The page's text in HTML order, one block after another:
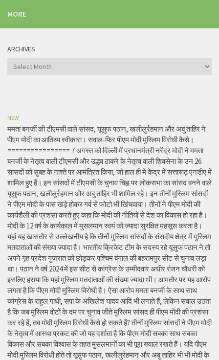
MORE
ARCHIVES
Archives
NEW
ममता बनर्जी की टीएमसी वाले सांसद, यूसुफ पठान, खलीलुर्रहमान और अबु ताहिर ने
पीएम मोदी का आतिथ्य स्वीकारा। सवाल-फिर पीएम मोदी मुस्लिम विरोधी कैसे।
================ 7 अगस्त को दिल्ली में प्रधानमंत्री नरेंद्र मोदी ने ममता
बनर्जी के नेतृत्व वाली टीएमसी और उद्धव ठाकरे के नेतृत्व वाली शिवसेना के उन 26
सांसदों को सुबह के नाश्ते पर आमंत्रित किया, जो हाल ही में केंद्र में सत्तारूढ़ एनडीए में
शामिल हुए हैं। इन सांसदों में टीएमसी के चुनाव चिह्न पर लोकसभा का सांसद बनने वाले
यूसुफ पठान, खलीलुर्रहमान और अबु ताहिर भी शामिल रहे। इन तीनों मुस्लिम सांसदों
ने पीएम मोदी के पास खड़े होकर गर्व से फोटो भी खिंचवाया। तीनों ने पीएम मोदी की
कार्यशैली की प्रशंसा करते हुए कहा कि मोदी की नीतियों से देश का विकास हो रहा है।
मोदी के 12 वर्ष के कार्यकाल में मुसलमान स्वयं को ज्यादा सुरक्षित महसूस करता है।
यहां यह खासतौर से उल्लेखनीय है कि तीनों मुस्लिम सांसदों के संसदीय क्षेत्र में मुस्लिम
मतदाताओं की संख्या ज्यादा है। भारतीय क्रिकेट टीम के सदस्य रहे यूसुफ पठान ने तो
अपने गृह प्रदेश गुजरात को छोड़कर पश्चिम बंगाल की बहरामपुर सीट से चुनाव लड़ा
था। पठान ने वर्ष 2024 में इस सीट से कांग्रेस के उम्मीदवार अधीर रंजन चौधरी को
इसलिए हराया कि यहां मुस्लिम मतदाताओं की संख्या ज्यादा थी। आमतौर पर यह आरोप
लगता है कि पीएम मोदी मुस्लिम विरोधी है। ऐसा आरोप ममता बनर्जी के साथ साथ
कांग्रेस के राहुल गांधी, सपा के अखिलेश यादव आदि भी लगाते हैं, लेकिन सवाल उठता
है कि जब मुस्लिम वोटों के दम पर चुनाव जीते मुस्लिम सांसद ही पीएम मोदी की प्रशंसा
कर रहे हैं, तब मोदी मुस्लिम विरोधी कैसे हो सकते हैं? तीनों मुस्लिम सांसदों ने पीएम मोदी
के नेतृत्व में आस्था प्रकट की जो यह दर्शाता है कि पीएम मोदी सबका साथ सबका
विकास और सबका विश्वास के तहत मुसलमानों का भी पूरा ख्याल रखते हैं। यदि पीएम
मोदी मुस्लिम विरोधी होते तो यूसुफ पठान, खलीलुर्रहमान और अबु ताहिर भी भी मोदी के